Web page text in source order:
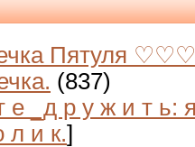
Пятуля
(837)
е _д р у ж и т ь:
л и к.]